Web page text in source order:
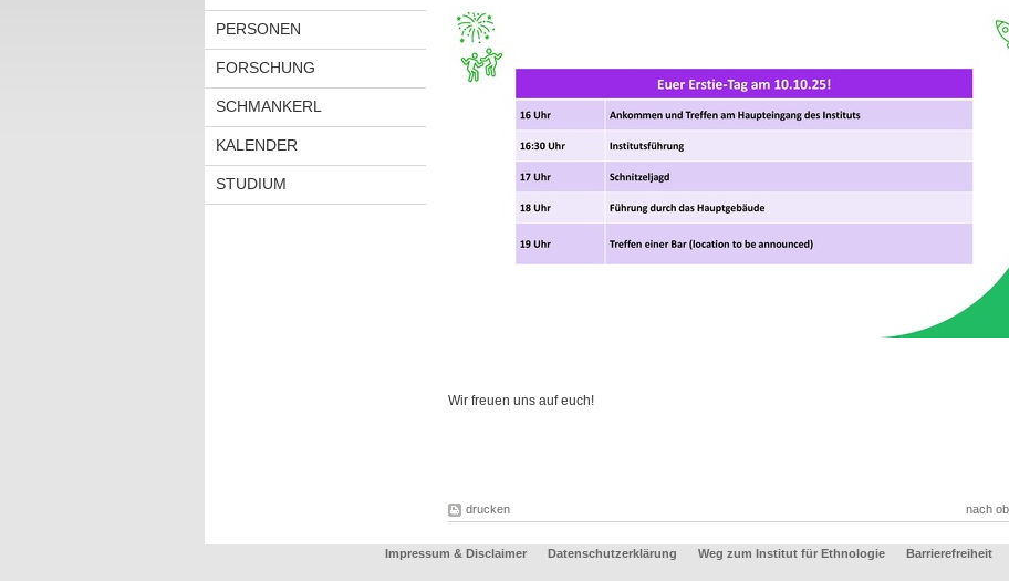
PERSONEN
FORSCHUNG
SCHMANKERL
KALENDER
STUDIUM
Wir freuen uns auf euch!
drucken nach
Impressum & Disclaimer Datenschutzerklärung Weg zum Institut für Ethnologie Barrierefreiheit